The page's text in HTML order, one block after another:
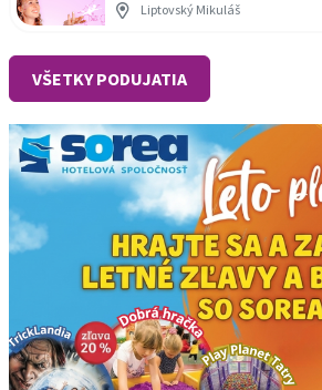
Liptovský Mikuláš
VŠETKY PODUJATIA